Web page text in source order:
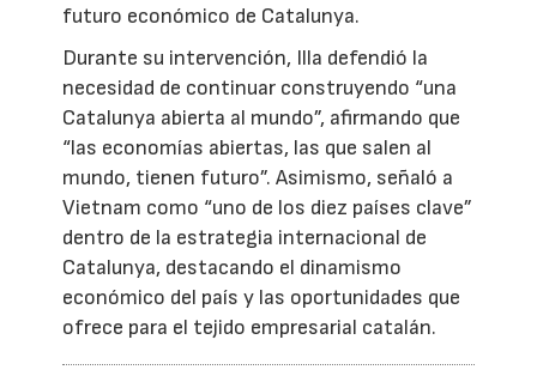
futuro económico de Catalunya.
Durante su intervención, Illa defendió la
necesidad de continuar construyendo “una
Catalunya abierta al mundo”, afirmando que
“las economías abiertas, las que salen al
mundo, tienen futuro”. Asimismo, señaló a
Vietnam como “uno de los diez países clave”
dentro de la estrategia internacional de
Catalunya, destacando el dinamismo
económico del país y las oportunidades que
ofrece para el tejido empresarial catalán.